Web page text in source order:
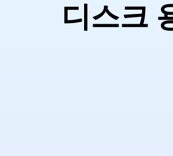
프로 무료
Windows용 간편 디스크 관리
Disk Copy
가이드, 라이선스,
구독 업데이트
디스크